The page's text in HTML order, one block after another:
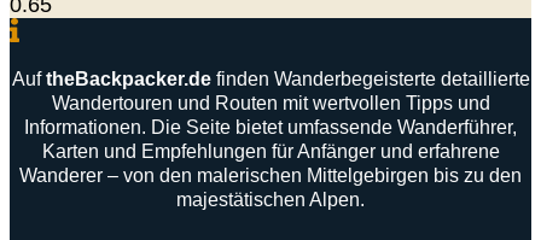
Auf theBackpacker.de finden Wanderbegeisterte detaillierte
Wandertouren und Routen mit wertvollen Tipps und
Informationen. Die Seite bietet umfassende Wanderführer,
Karten und Empfehlungen für Anfänger und erfahrene
Wanderer – von den malerischen Mittelgebirgen bis zu den
majestätischen Alpen.